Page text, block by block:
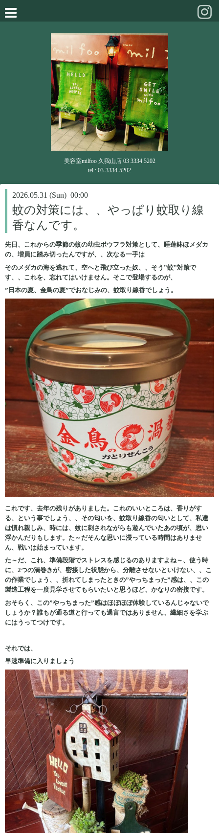
美容室milfoo 久我山店 03 3334 5202
tel : 03-3334-5202
2026.05.31 (Sun) 00:00
蚊の対策には、、やっぱり蚊取り線
香なんです。
先日、これからの季節の蚊の幼虫ボウフラ対策として、睡蓮鉢ほメダカ
の、増員に踏み切ったんですが、、次なる一手は
そのメダカの海を逃れて、空へと飛び立った奴、、そう”蚊”対策で
す、、これを、忘れてはいけません。そこで登場するのが、
”日本の夏、金鳥の夏”でおなじみの、蚊取り線香でしょう。
これです、去年の残りがありました。これのいいところは、香りがす
る、という事でしょう、、その匂いを、蚊取り線香の匂いとして、私達
は慣れ親しみ、時には、蚊に刺されながらも遊んでいたあの頃が、思い
浮かんだりもします。た～だそんな思いに浸っている時間はありませ
ん、戦いは始まっています。
た～だ、これ、準備段階でストレスを感じるのありますよね～、使う時
に、2つの渦巻きが、密接した状態から、分離させないといけない、、こ
の作業でしょう、、折れてしまったときの”やっちまった”感は、、この
製造工程を一度見学させてもらいたいと思うほど、かなりの密接です。
おそらく、この”やっちまった”感はほぼほぼ体験しているんじゃないで
しょうか？誰もが通る道と行っても過言ではありません、繊細さを学ぶ
にはうってつけです。
それでは、
早速準備に入りましょう